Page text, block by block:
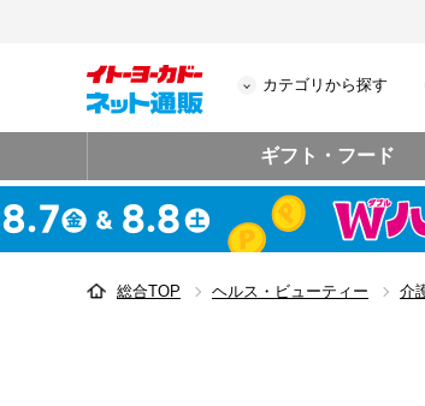
カテゴリから探す
ギフト・フード
総合TOP ヘルス・ビューティー 介